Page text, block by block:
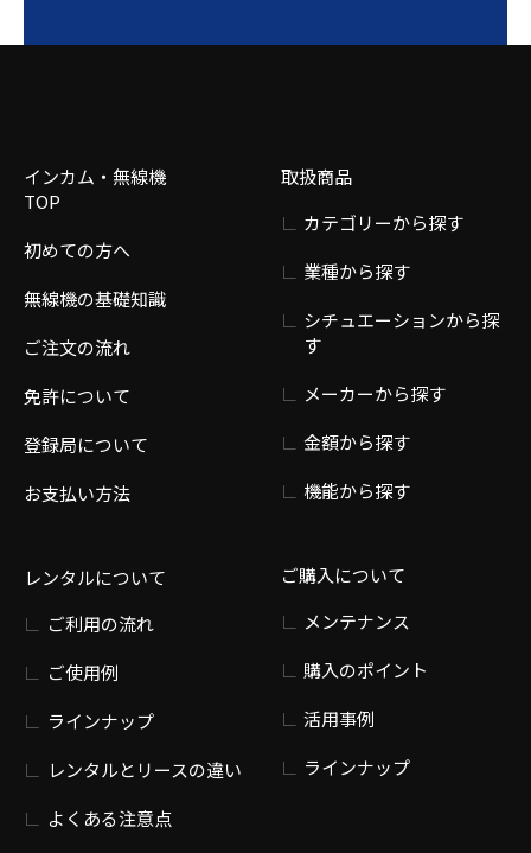
インカム・無線機
TOP
初めての方へ
無線機の基礎知識
ご注文の流れ
免許について
登録局について
お支払い方法
レンタルについて
ご利用の流れ
ご使用例
ラインナップ
レンタルとリースの違い
よくある注意点
取扱商品
カテゴリーから探す
業種から探す
シチュエーションから探
す
メーカーから探す
金額から探す
機能から探す
ご購入について
メンテナンス
購入のポイント
活用事例
ラインナップ